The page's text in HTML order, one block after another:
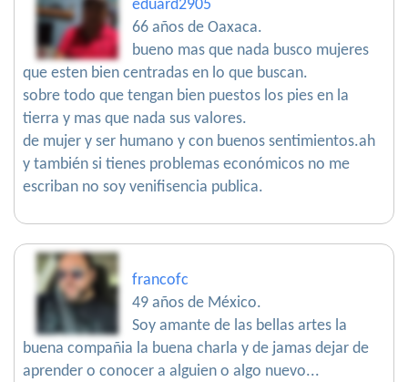
eduard2905
66 años de Oaxaca.
bueno mas que nada busco mujeres
que esten bien centradas en lo que buscan.
sobre todo que tengan bien puestos los pies en la
tierra y mas que nada sus valores.
de mujer y ser humano y con buenos sentimientos.ah
y también si tienes problemas económicos no me
escriban no soy venifisencia publica.
francofc
49 años de México.
Soy amante de las bellas artes la
buena compañia la buena charla y de jamas dejar de
aprender o conocer a alguien o algo nuevo...